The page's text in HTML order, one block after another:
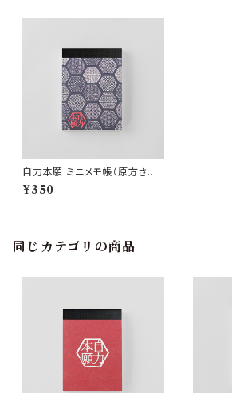
自力本願 ミニメモ帳（原方さし
こ）
¥350
同じカテゴリの商品